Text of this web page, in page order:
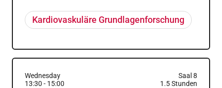
Kardiovaskuläre Grundlagenforschung
Wednesday
Saal 8
13:30 - 15:00 1.5Stunden